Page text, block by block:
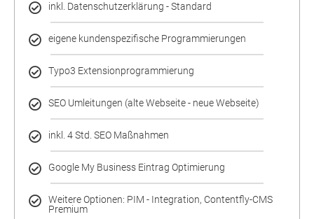
inkl. Datenschutzerklärung - Standard
eigene kundenspezifische Programmierungen
Typo3 Extensionprogrammierung
SEO Umleitungen (alte Webseite - neue Webseite)
inkl. 4 Std. SEO Maßnahmen
Google My Business Eintrag Optimierung
Weitere Optionen: PIM - Integration, Contentfly-CMS
Premium